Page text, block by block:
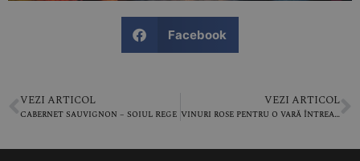
Facebook
VEZI ARTICOL
Cabernet Sauvignon – Soiul Rege
VEZI ARTICOL
Vinuri rose pentru o vară întreagă